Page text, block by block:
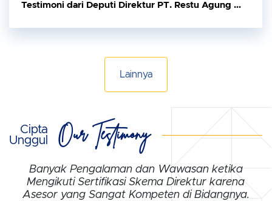
Testimoni dari Deputi Direktur PT. Restu Agung Wijaya
Lainnya
Cipta
Unggul
Our Testimony
Banyak Pengalaman dan Wawasan ketika
Mengikuti Sertifikasi Skema Direktur karena
Asesor yang Sangat Kompeten di Bidangnya.